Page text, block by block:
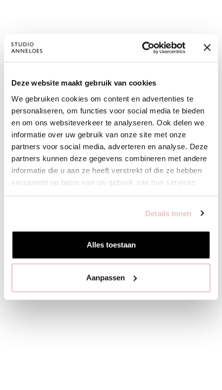
Deze website maakt gebruik van cookies
We gebruiken cookies om content en advertenties te
personaliseren, om functies voor social media te bieden
en om ons websiteverkeer te analyseren. Ook delen we
informatie over uw gebruik van onze site met onze
partners voor social media, adverteren en analyse. Deze
partners kunnen deze gegevens combineren met andere
informatie die u aan ze heeft verstrekt of die ze hebben
verzameld op basis van uw gebruik van hun services.
Details tonen
Alles toestaan
Aanpassen